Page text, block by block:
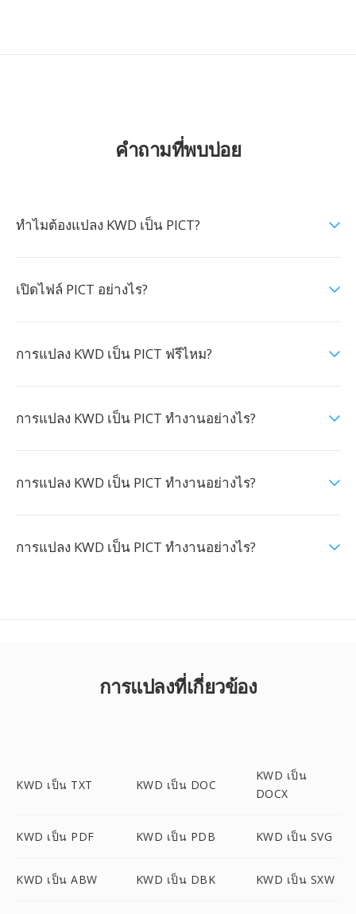
คำถามที่พบบ่อย
ทำไมต้องแปลง KWD เป็น PICT?
เปิดไฟล์ PICT อย่างไร?
การแปลง KWD เป็น PICT ฟรีไหม?
การแปลง KWD เป็น PICT ทำงานอย่างไร?
การแปลง KWD เป็น PICT ทำงานอย่างไร?
การแปลง KWD เป็น PICT ทำงานอย่างไร?
การแปลงที่เกี่ยวข้อง
KWD เป็น TXT KWD เป็น DOC
KWD เป็น
DOCX
KWD เป็น PDF KWD เป็น PDB KWD เป็น SVG
KWD เป็น ABW KWD เป็น DBK KWD เป็น SXW